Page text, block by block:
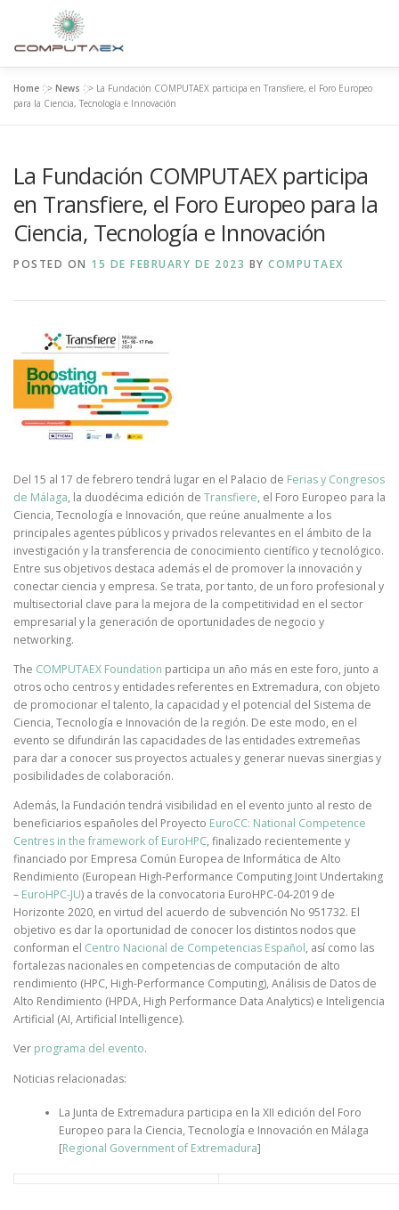
HOME THE FOUNDATION
RESEARCH AND INNOVATION CONTACT
Home >> News >> La Fundación COMPUTAEX participa en Transfiere, el Foro Europeo
para la Ciencia, Tecnología e Innovación
La Fundación COMPUTAEX participa
en Transfiere, el Foro Europeo para la
Ciencia, Tecnología e Innovación
POSTED ON 15 DE FEBRUARY DE 2023 BY COMPUTAEX
Del 15 al 17 de febrero tendrá lugar en el Palacio de Ferias y Congresos
de Málaga, la duodécima edición de Transfiere, el Foro Europeo para la
Ciencia, Tecnología e Innovación, que reúne anualmente a los
principales agentes públicos y privados relevantes en el ámbito de la
investigación y la transferencia de conocimiento científico y tecnológico.
Entre sus objetivos destaca además el de promover la innovación y
conectar ciencia y empresa. Se trata, por tanto, de un foro profesional y
multisectorial clave para la mejora de la competitividad en el sector
empresarial y la generación de oportunidades de negocio y
networking.
The COMPUTAEX Foundation participa un año más en este foro, junto a
otros ocho centros y entidades referentes en Extremadura, con objeto
de promocionar el talento, la capacidad y el potencial del Sistema de
Ciencia, Tecnología e Innovación de la región. De este modo, en el
evento se difundirán las capacidades de las entidades extremeñas
para dar a conocer sus proyectos actuales y generar nuevas sinergias y
posibilidades de colaboración.
Además, la Fundación tendrá visibilidad en el evento junto al resto de
beneficiarios españoles del Proyecto EuroCC: National Competence
Centres in the framework of EuroHPC, finalizado recientemente y
financiado por Empresa Común Europea de Informática de Alto
Rendimiento (European High-Performance Computing Joint Undertaking
– EuroHPC-JU) a través de la convocatoria EuroHPC-04-2019 de
Horizonte 2020, en virtud del acuerdo de subvención No 951732. El
objetivo es dar la oportunidad de conocer los distintos nodos que
conforman el Centro Nacional de Competencias Español, así como las
fortalezas nacionales en competencias de computación de alto
rendimiento (HPC, High-Performance Computing), Análisis de Datos de
Alto Rendimiento (HPDA, High Performance Data Analytics) e Inteligencia
Artificial (AI, Artificial Intelligence).
Ver programa del evento.
Noticias relacionadas:
La Junta de Extremadura participa en la XII edición del Foro
Europeo para la Ciencia, Tecnología e Innovación en Málaga
[Regional Government of Extremadura]